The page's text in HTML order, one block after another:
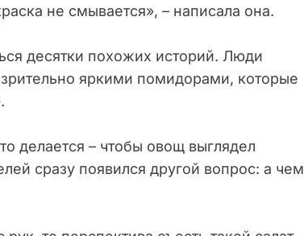
не смывается», – написала она.
десятки похожих историй. Люди
яркими помидорами, которые
делается – чтобы овощ выглядел
сразу появился другой вопрос: а чем